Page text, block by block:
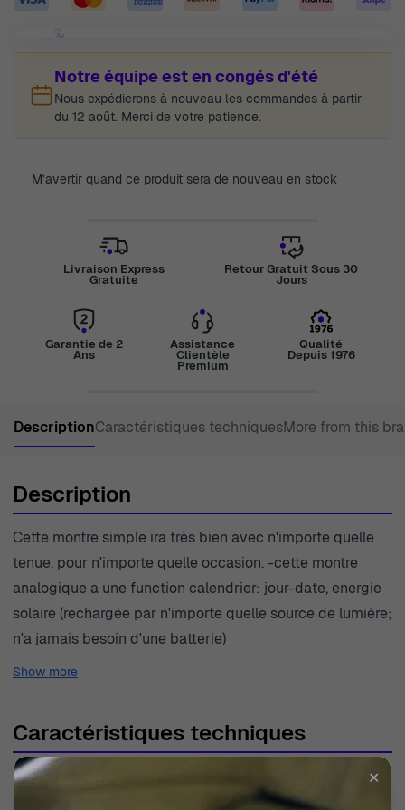
Notre équipe est en congés d'été
Nous expédierons à nouveau les commandes à partir
du 12 août. Merci de votre patience.
M’avertir quand ce produit sera de nouveau en stock
Livraison Express
Gratuite
Retour Gratuit Sous 30
Jours
Garantie de 2
Ans
Assistance
Clientèle
Premium
Qualité
Depuis 1976
DescriptionCaractéristiques techniquesMore from this
Description
Cette montre simple ira très bien avec n'importe quelle
tenue, pour n'importe quelle occasion. -cette montre
analogique a une function calendrier: jour-date, energie
solaire (rechargée par n'importe quelle source de lumière;
n'a jamais besoin d'une batterie)
Show more
Caractéristiques techniques
SKU ✕